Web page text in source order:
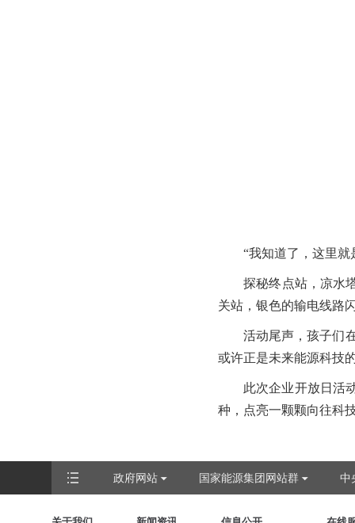
“我知道了，这里就
探秘终点站，凉水
关站，银色的输电线路
活动尾声，孩子们
或许正是未来能源科技
此次企业开放日活
种，点亮一颗颗向往科
政府网站 国家能源集团网站群 中